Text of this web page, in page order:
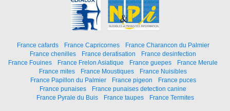
France cafards France Capricornes
France Charancon du Palmier
France chenilles
France deratisation
France desinfection
France Fouines
France Frelon Asiatique France guepes
France Merule
France mites
France Moustiques
France Nuisibles
France Papillon du Palmier
France pigeon
France puces
France punaises
France punaises detection canine
France Pyrale du Buis
France taupes France Termites